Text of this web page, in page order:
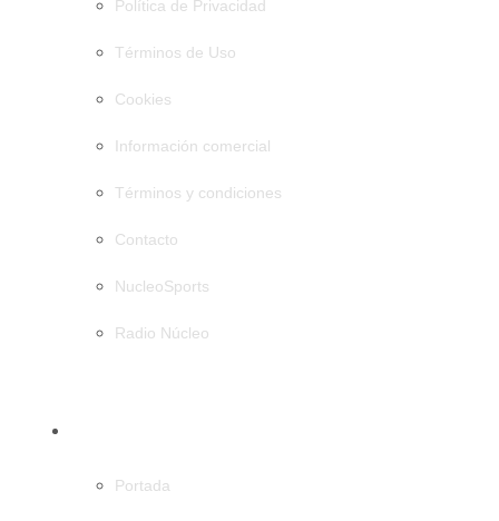
Política de Privacidad
Términos de Uso
Cookies
Información comercial
Términos y condiciones
Contacto
NucleoSports
Radio Núcleo
Portada